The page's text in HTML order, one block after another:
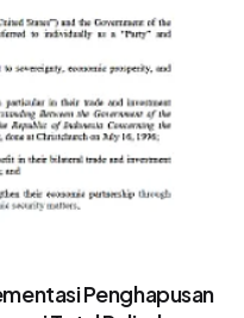
Penghapusan